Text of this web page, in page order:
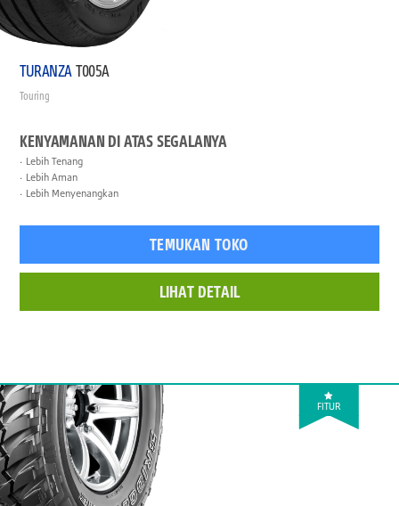
TURANZAT005A
Touring
KENYAMANAN DI ATAS SEGALANYA
Lebih Tenang
Lebih Aman
Lebih Menyenangkan
TEMUKAN TOKO
LIHAT DETAIL
FITUR